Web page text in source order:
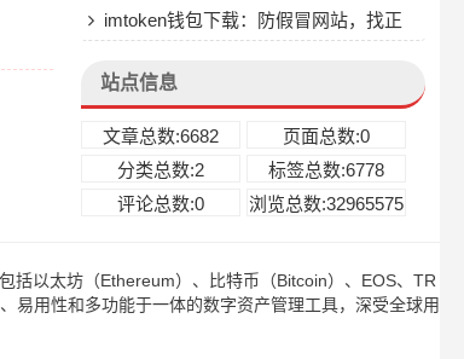
这些关键阶段与注意点请收好
imtoken钱包下载：防假冒网站，找正
站点信息
文章总数:6682
页面总数:0
分类总数:2
标签总数:6778
评论总数:0
浏览总数:32965575
括以太坊（Ethereum）、比特币（Bitcoin）、EOS、TR
易用性和多功能于一体的数字资产管理工具，深受全球用